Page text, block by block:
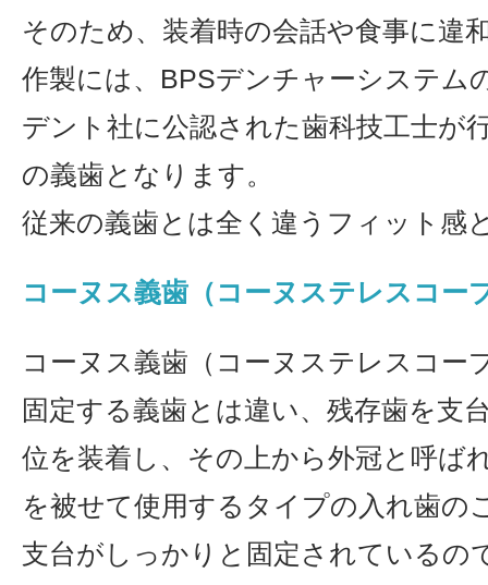
そのため、装着時の会話や食事に違
作製には、BPSデンチャーシステム
デント社に公認された歯科技工士が
の義歯となります。
従来の義歯とは全く違うフィット感
コーヌス義歯（コーヌステレスコー
コーヌス義歯（コーヌステレスコー
固定する義歯とは違い、残存歯を支
位を装着し、その上から外冠と呼ば
を被せて使用するタイプの入れ歯の
支台がしっかりと固定されているの